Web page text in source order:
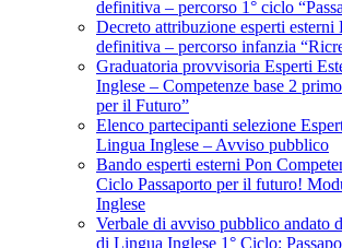
definitiva – percorso 1° ciclo
Decreto attribuzione esperti
definitiva – percorso infanzia
Graduatoria provvisoria Esperti
Inglese – Competenze base 2
per il Futuro”
Elenco partecipanti selezione
Lingua Inglese – Avviso pubblico
Bando esperti esterni Pon
Ciclo Passaporto per il futuro!
Inglese
Verbale di avviso pubblico andato
di Lingua Inglese 1° Ciclo: